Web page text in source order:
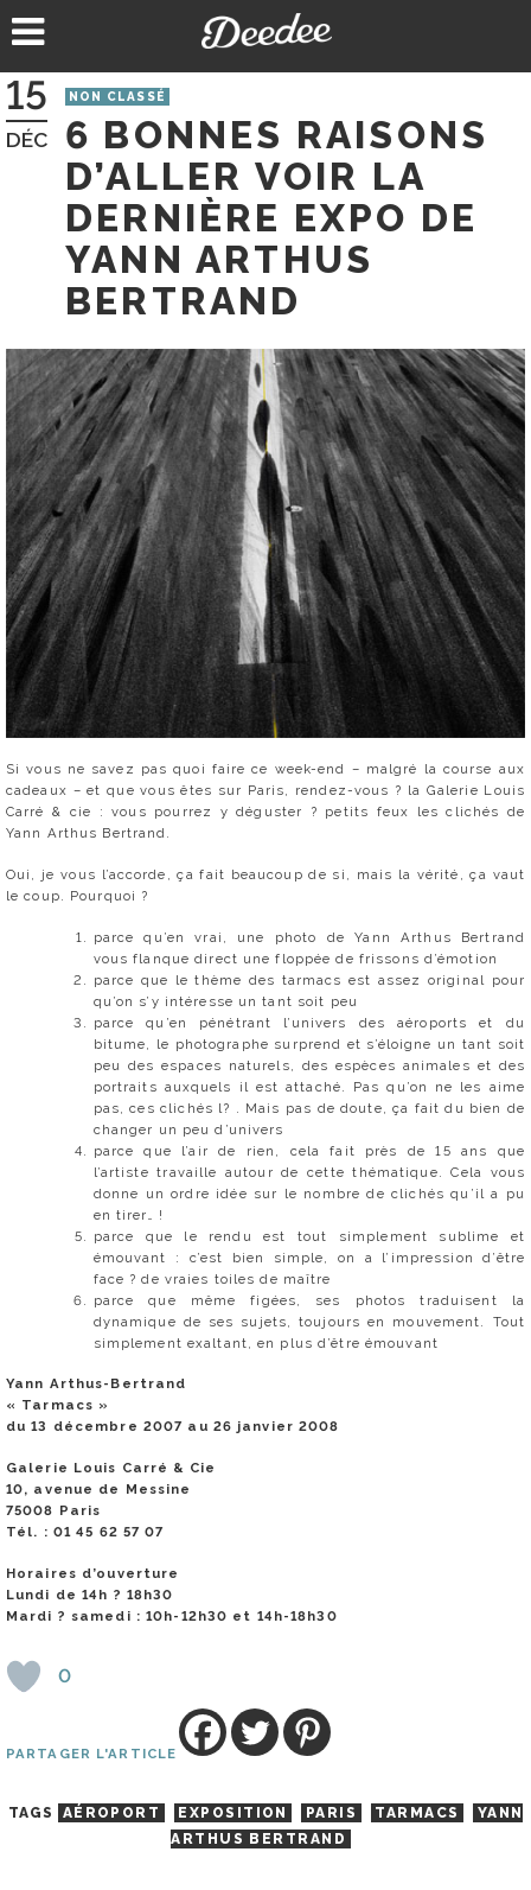
au
15
DÉC
NON CLASSÉ
6 BONNES RAISONS
D’ALLER VOIR LA
DERNIÈRE EXPO DE
YANN ARTHUS
BERTRAND
Si vous ne savez pas quoi faire ce week-end – malgré la course aux
cadeaux – et que vous êtes sur Paris, rendez-vous ? la Galerie Louis
Carré & cie : vous pourrez y déguster ? petits feux les clichés de
Yann Arthus Bertrand.
Oui, je vous l’accorde, ça fait beaucoup de si, mais la vérité, ça vaut
le coup. Pourquoi ?
parce qu’en vrai, une photo de Yann Arthus Bertrand
vous flanque direct une floppée de frissons d’émotion
parce que le thème des tarmacs est assez original pour
qu’on s’y intéresse un tant soit peu
parce qu’en pénétrant l’univers des aéroports et du
bitume, le photographe surprend et s’éloigne un tant soit
peu des espaces naturels, des espèces animales et des
portraits auxquels il est attaché. Pas qu’on ne les aime
pas, ces clichés l? . Mais pas de doute, ça fait du bien de
changer un peu d’univers
parce que l’air de rien, cela fait près de 15 ans que
l’artiste travaille autour de cette thématique. Cela vous
donne un ordre idée sur le nombre de clichés qu’il a pu
en tirer… !
parce que le rendu est tout simplement sublime et
émouvant : c’est bien simple, on a l’impression d’être
face ? de vraies toiles de maître
parce que même figées, ses photos traduisent la
dynamique de ses sujets, toujours en mouvement. Tout
simplement exaltant, en plus d’être émouvant
Yann Arthus-Bertrand
« Tarmacs »
du 13 décembre 2007 au 26 janvier 2008
Galerie Louis Carré & Cie
10, avenue de Messine
75008 Paris
Tél. : 01 45 62 57 07
Horaires d’ouverture
Lundi de 14h ? 18h30
Mardi ? samedi : 10h-12h30 et 14h-18h30
0
PARTAGER L'ARTICLE
TAGS AÉROPORT EXPOSITION PARIS TARMACS
YANN
ARTHUS BERTRAND